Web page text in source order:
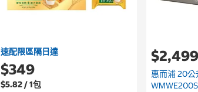
速配限區隔日達
$349
$5.82 / 1包
惠而浦 20
WMWE200S